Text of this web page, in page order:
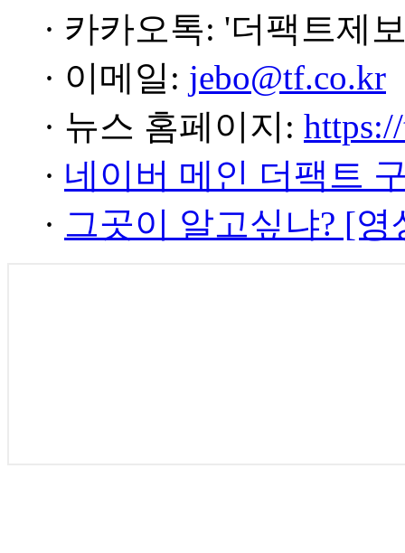
· 카카오톡: '더팩트제
· 이메일: jebo@tf.co.kr
· 뉴스 홈페이지:
· 네이버 메인 더팩트
· 그곳이 알고싶냐? [